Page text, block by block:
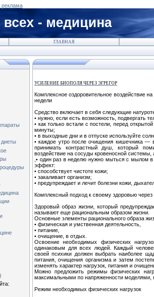
реклама
- медицина
ГЛАВНАЯ
диеты
УСИЛЕНИЕ БИОПОЛЯ ЧЕРЕЗ ЭГРЕГОР
Комплексное оздоровительное воздействие
недели
Средство включает в себя следующие
• нужно, если есть возможность, подвергать
• как только встали с постели, перед
минуты;
• в выходные дни и в отпуске используйте
• каждое утро после очищения кишечника
принимать контрастный душ, который
воздействие на сосуды кровеносной системы,
,• один раз в неделю нужно мыться с мылом
эффект:
• способствует чистоте кожи;
• закаливает организм;
• предупреждает и лечит болезни кожи,
Комплексный подход к своему здоровью через
Здоровый образ жизни, который
называют еще рациональным образом жизни.
Основные элементы рационального образа
• физическая и умственная деятельность,
• питание,
• очищение, в отдых.
Освоение необходимых физических
одинаковым для всех людей. Каждый
своей психики должен выбрать наиболее
питания, очищения организма и затем
изменять характер нагрузок, питания и
Можно предложить режимы физических
максимальными по напряженности моделями,
Режим необходимых физических нагрузок